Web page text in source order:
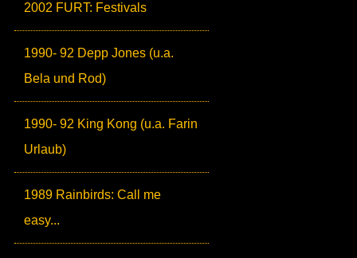
2002 FURT: Festivals
1990- 92 Depp Jones (u.a.
Bela und Rod)
1990- 92 King Kong (u.a. Farin
Urlaub)
1989 Rainbirds: Call me
easy...